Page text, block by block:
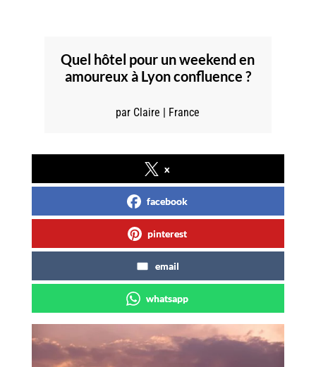
Quel hôtel pour un weekend en
amoureux à Lyon confluence ?
par Claire | France
x
facebook
pinterest
email
whatsapp